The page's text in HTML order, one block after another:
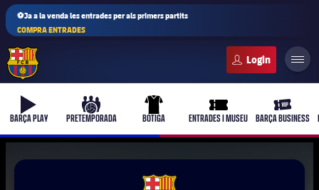
⚽Ja a la venda les entrades per als primers partits
COMPRA ENTRADES
b-play
BARÇA PLAY
culers-ball
PRETEMPORADA
uniform
BOTIGA
ticket-full
ENTRADES I MUSEU
ticket-
BARÇA BUSINESS